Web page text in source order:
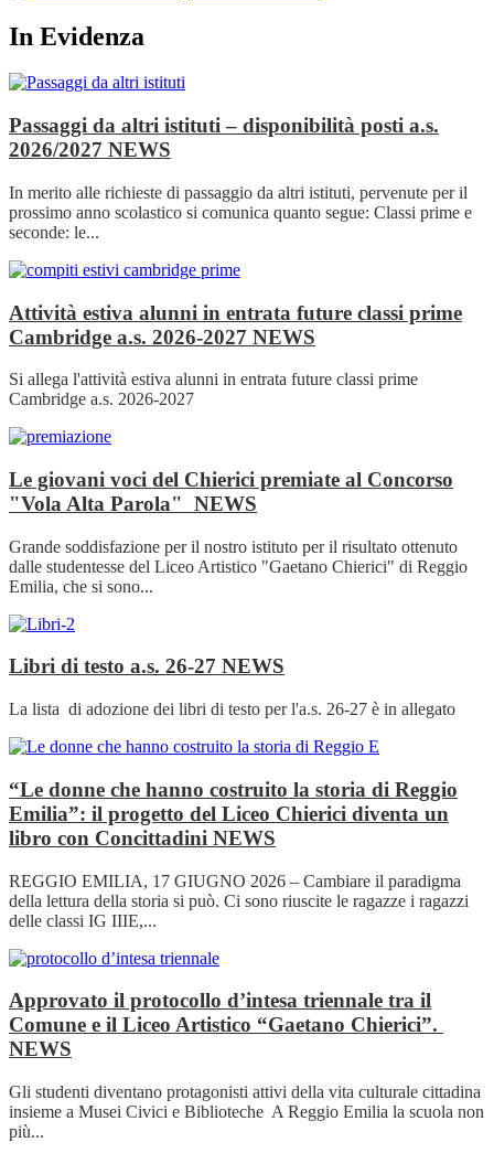
In Evidenza
Passaggi da altri istituti – disponibilità posti a.s.
2026/2027 NEWS
In merito alle richieste di passaggio da altri istituti, pervenute per il
prossimo anno scolastico si comunica quanto segue: Classi prime e
seconde: le...
Attività estiva alunni in entrata future classi prime
Cambridge a.s. 2026-2027 NEWS
Si allega l'attività estiva alunni in entrata future classi prime
Cambridge a.s. 2026-2027
Le giovani voci del Chierici premiate al Concorso
"Vola Alta Parola" NEWS
Grande soddisfazione per il nostro istituto per il risultato ottenuto
dalle studentesse del Liceo Artistico "Gaetano Chierici" di Reggio
Emilia, che si sono...
Libri di testo a.s. 26-27 NEWS
La lista di adozione dei libri di testo per l'a.s. 26-27 è in allegato
“Le donne che hanno costruito la storia di Reggio
Emilia”: il progetto del Liceo Chierici diventa un
libro con Concittadini NEWS
REGGIO EMILIA, 17 GIUGNO 2026 – Cambiare il paradigma
della lettura della storia si può. Ci sono riuscite le ragazze i ragazzi
delle classi IG IIIE,...
Approvato il protocollo d’intesa triennale tra il
Comune e il Liceo Artistico “Gaetano Chierici”.
NEWS
Gli studenti diventano protagonisti attivi della vita culturale cittadina
insieme a Musei Civici e Biblioteche A Reggio Emilia la scuola non
più...